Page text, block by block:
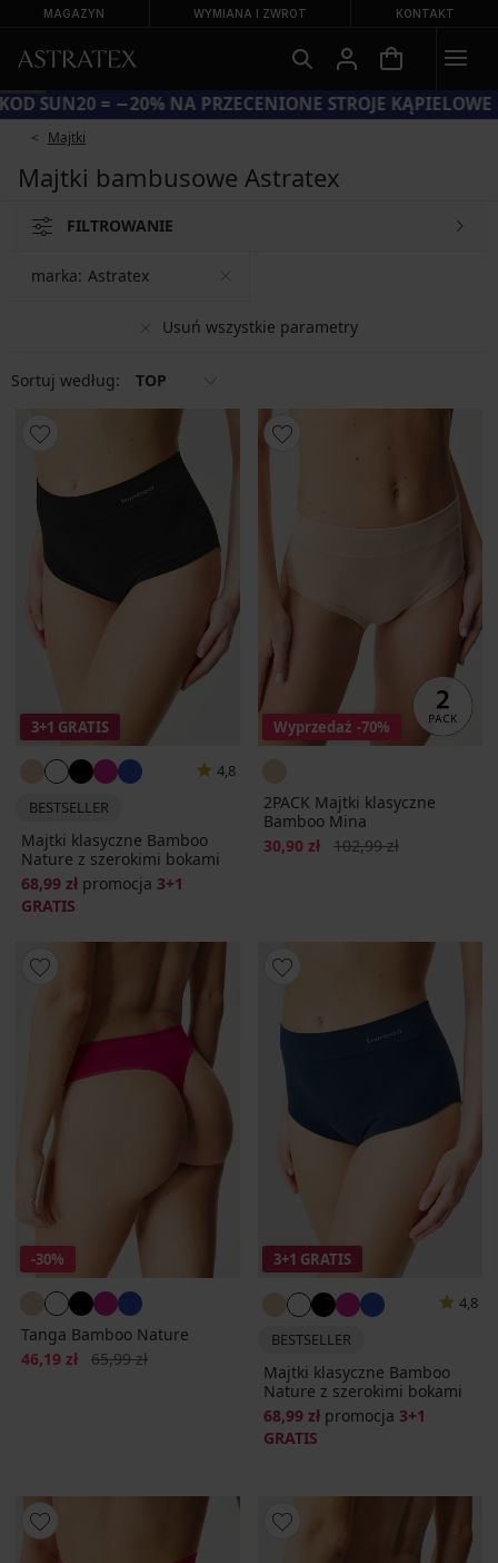
MAGAZYN WYMIANA I ZWROT KONTAKT
KOD SUN20 = −20% NA PRZECENIONE STROJE KĄPIELOWE
Majtki
Majtki bambusowe Astratex
FILTROWANIE
Usuń wszystkie parametry
marka: Astratex
Sortuj według: TOP
3+1 GRATIS
4,8
BESTSELLER
Majtki klasyczne Bamboo
Nature z szerokimi bokami
68,99 zł promocja 3+1
GRATIS
Wyprzedaż -70%
2PACK Majtki klasyczne
Bamboo Mina
Zniżka
30,90 zł Pierwotna cena
102,99 zł
-30%
Tanga Bamboo Nature
Zniżka
46,19 zł Pierwotna cena
65,99 zł
3+1 GRATIS
4,8
BESTSELLER
Majtki klasyczne Bamboo
Nature z szerokimi bokami
68,99 zł promocja 3+1
GRATIS